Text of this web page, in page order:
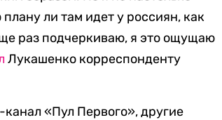
ли там идет у россиян, как
раз подчеркиваю, я это ощущаю
Лукашенко корреспонденту
«Пул Первого», другие